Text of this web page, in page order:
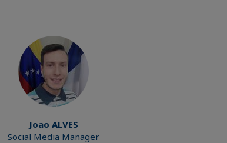
Joao ALVES
Social Media Manager